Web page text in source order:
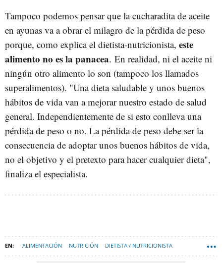
Tampoco podemos pensar que la cucharadita de aceite
en ayunas va a obrar el milagro de la pérdida de peso
porque, como explica el dietista-nutricionista, este
alimento no es la panacea. En realidad, ni el aceite ni
ningún otro alimento lo son (tampoco los llamados
superalimentos). "Una dieta saludable y unos buenos
hábitos de vida van a mejorar nuestro estado de salud
general. Independientemente de si esto conlleva una
pérdida de peso o no. La pérdida de peso debe ser la
consecuencia de adoptar unos buenos hábitos de vida,
no el objetivo y el pretexto para hacer cualquier dieta",
finaliza el especialista.
ALIMENTACIÓN NUTRICIÓN DIETISTA / NUTRICIONISTA